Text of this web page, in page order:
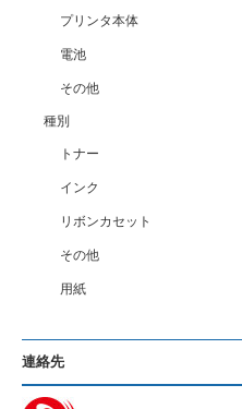
プリンタ本体
電池
その他
種別
トナー
インク
リボンカセット
その他
用紙
連絡先